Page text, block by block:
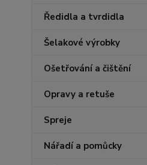
Ředidla a tvrdidla
Šelakové výrobky
Ošetřování a čištění
Opravy a retuše
Spreje
Nářadí a pomůcky